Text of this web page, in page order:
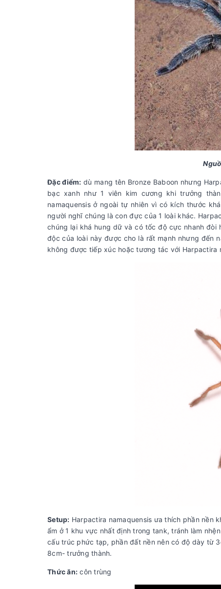
Đặc điểm: dù mang tên Bronze Baboon nhưng
bạc xanh như 1 viên kim cương khi trưởng
namaquensis ở ngoài tự nhiên vì có kích thước
người nghĩ chúng là con đực của 1 loài khác.
chúng lại khá hung dữ và có tốc độ cực nhanh đòi
độc của loài này được cho là rất mạnh nhưng
không được tiếp xúc hoặc tương tác với Harpactira
Setup: Harpactira namaquensis ưa thích phần nền
ẩm ở 1 khu vực nhất định trong tank, tránh làm
cấu trúc phức tạp, phần đất nền nên có độ dày từ
8cm- trưởng thành.
Thức ăn: côn trùng